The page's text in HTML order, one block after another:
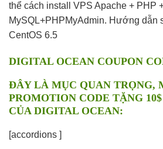
thể cách install VPS Apache + PHP
MySQL+PHPMyAdmin. Hướng dẫn
CentOS 6.5
DIGITAL OCEAN COUPON
ĐÂY LÀ MỤC QUAN TRỌNG,
PROMOTION CODE TẶNG
CỦA DIGITAL OCEAN:
[accordions ]